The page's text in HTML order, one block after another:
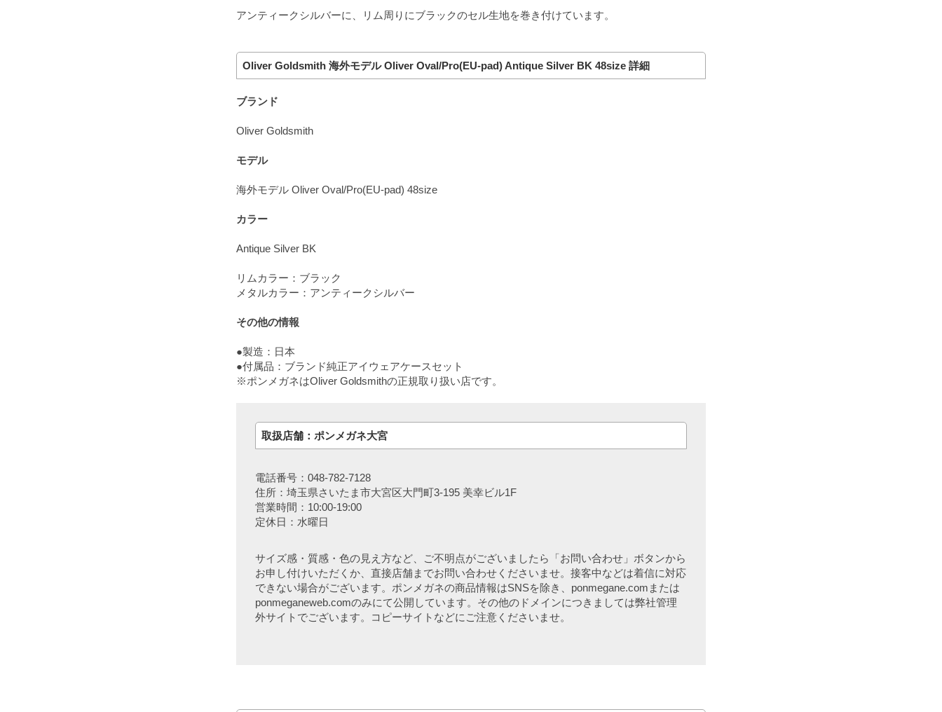
アンティークシルバーに、リム周りにブラックのセル生地を巻き付けています。
Oliver Goldsmith 海外モデル Oliver Oval/Pro(EU-pad) Antique Silver BK 48size 詳細
ブランド
Oliver Goldsmith
モデル
海外モデル Oliver Oval/Pro(EU-pad) 48size
カラー
Antique Silver BK
リムカラー：ブラック
メタルカラー：アンティークシルバー
その他の情報
●製造：日本
●付属品：ブランド純正アイウェアケースセット
※ポンメガネはOliver Goldsmithの正規取り扱い店です。
取扱店舗：ポンメガネ大宮
電話番号：048-782-7128
住所：埼玉県さいたま市大宮区大門町3-195 美幸ビル1F
営業時間：10:00-19:00
定休日：水曜日
サイズ感・質感・色の見え方など、ご不明点がございましたら「お問い合わせ」ボタンから
お申し付けいただくか、直接店舗までお問い合わせくださいませ。接客中などは着信に対応
できない場合がございます。ポンメガネの商品情報はSNSを除き、ponmegane.comまたは
ponmeganeweb.comのみにて公開しています。その他のドメインにつきましては弊社管理
外サイトでございます。コピーサイトなどにご注意くださいませ。